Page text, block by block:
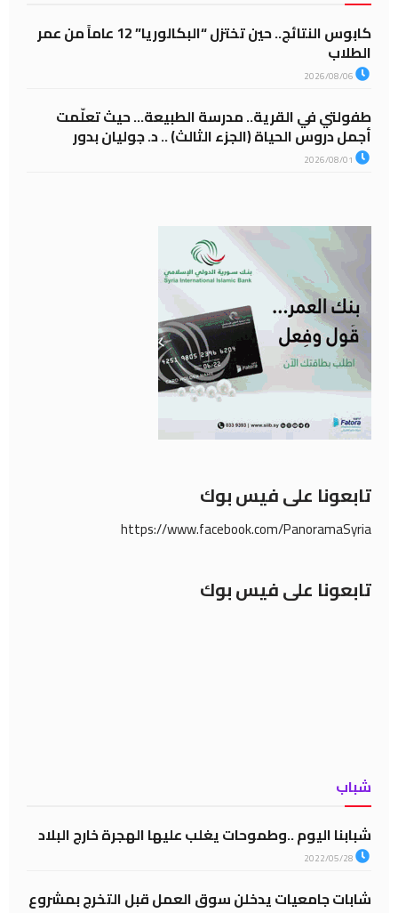
كابوس النتائج.. حين تختزل “البكالوريا” 12 عاماً من عمر
الطلاب
طفولتي في القرية.. مدرسة الطبيعة… حيث تعلّمت
أجمل دروس الحياة (الجزء الثالث) .. د. جوليان بدور
تابعونا على فيس بوك
https://www.facebook.com/PanoramaSyria
تابعونا على فيس بوك
شباب
شبابنا اليوم ..وطموحات يغلب عليها الهجرة خارج البلاد
شابات جامعيات يدخلن سوق العمل قبل التخرج بمشروع